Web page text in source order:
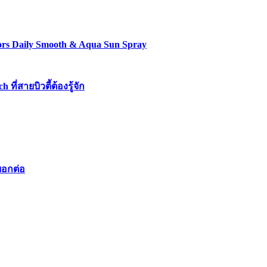
Daily Smooth & Aqua Sun Spray
ที่สายบิวตี้ต้องรู้จัก
อกต่อ